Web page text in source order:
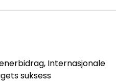
Internasjonale
suksess